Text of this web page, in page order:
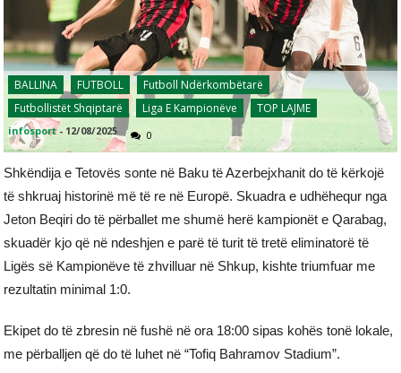
BALLINA FUTBOLL
Futboll Ndërkombëtarë
Futbollistët Shqiptarë
Liga E Kampionëve TOP LAJME
infosport - 12/08/2025 0
Shkëndija e Tetovës sonte në Baku të Azerbejxhanit do të kërkojë
të shkruaj historinë më të re në Europë. Skuadra e udhëhequr nga
Jeton Beqiri do të përballet me shumë herë kampionët e Qarabag,
skuadër kjo që në ndeshjen e parë të turit të tretë eliminatorë të
Ligës së Kampionëve të zhvilluar në Shkup, kishte triumfuar me
rezultatin minimal 1:0.
Ekipet do të zbresin në fushë në ora 18:00 sipas kohës tonë lokale,
me përballjen që do të luhet në “Tofiq Bahramov Stadium”.